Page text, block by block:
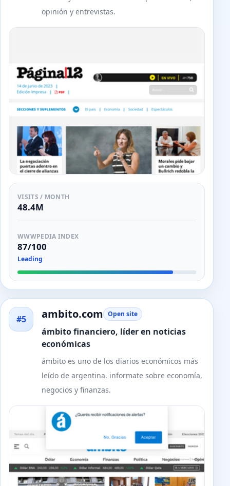
opinión y entrevistas.
VISITS / MONTH
48.4M
WWWPEDIA INDEX
87/100
Leading
#5 ambito.com Open site
ámbito financiero, líder en noticias
económicas
ámbito es uno de los diarios económicos más
leído de argentina. informate sobre economía,
negocios y finanzas.